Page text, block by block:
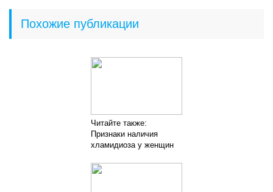
Похожие публикации
Читайте также:
Признаки наличия
хламидиоза у женщин